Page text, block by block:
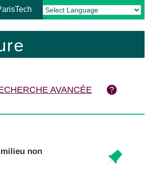
Powered by Translate
AVANCÉE
non